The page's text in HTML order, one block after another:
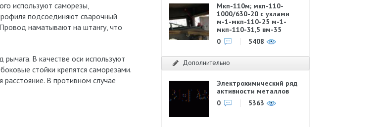
используют саморезы,
подсоединяют сварочный
наматывают на штангу, что
В качестве оси используют
стойки крепятся саморезами.
В противном случае
Мкп-110м; мкп-110-
1000/630-20 с узлами
м-1-мкп-110-25 м-1-
мкп-110-31,5 вм-35
0
5408
Дополнительно
Электрохимический ряд
активности металлов
0
5363